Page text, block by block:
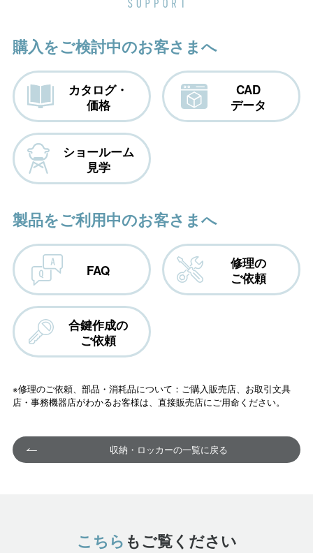
購入をご検討中のお客さまへ
カタログ・
価格
CAD
データ
ショールーム
見学
製品をご利用中のお客さまへ
FAQ
修理の
ご依頼
合鍵作成の
ご依頼
※修理のご依頼、部品・消耗品について：ご購入販売店、お取引文具
店・事務機器店がわかるお客様は、直接販売店にご用命ください。
収納・ロッカーの一覧に戻る
こちら もご覧ください